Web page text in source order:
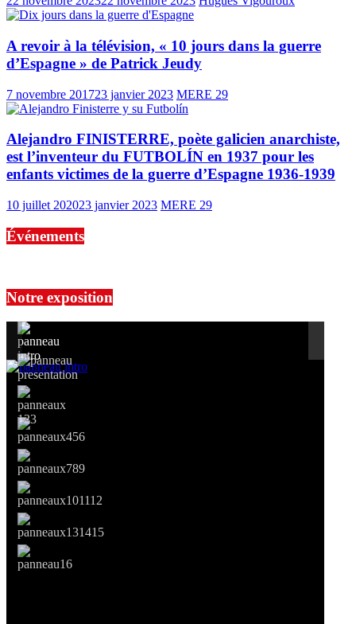
A revoir à la télévision, « 10 jours dans la guerre
d’Espagne » de Patrick Jeudy
7 novembre 201723 janvier 2023 MERE 29
Alejandro FINISTERRE, poète galicien anarchiste,
est l’inventeur du FUTBOLÍN en 1937 pour les
enfants victimes de la guerre d’Espagne 1936-1939
10 juillet 202023 janvier 2023 MERE 29
Événements
Notre exposition